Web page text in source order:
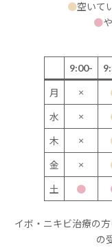
●空いて
●
9:00-
月 ×
水 ×
木 ×
金 ×
土 ●
イボ・ニキビ治療の
の